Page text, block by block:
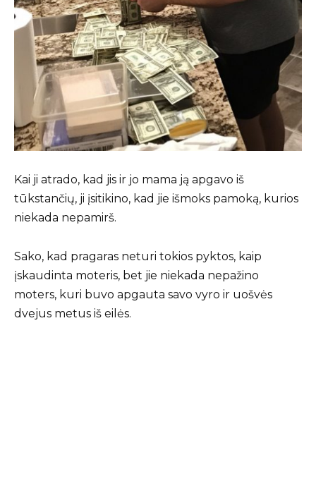
Kai ji atrado, kad jis ir jo mama ją apgavo iš
tūkstančių, ji įsitikino, kad jie išmoks pamoką, kurios
niekada nepamirš.
Sako, kad pragaras neturi tokios pyktos, kaip
įskaudinta moteris, bet jie niekada nepažino
moters, kuri buvo apgauta savo vyro ir uošvės
dvejus metus iš eilės.